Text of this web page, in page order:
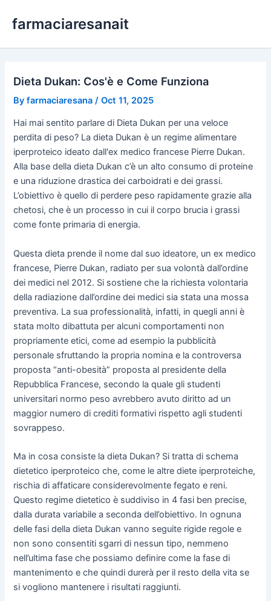
farmaciaresanait
Dieta Dukan: Cos'è e Come Funziona
Byfarmaciaresana /Oct 11, 2025
Hai mai sentito parlare di Dieta Dukan per una veloce
perdita di peso? La dieta Dukan è un regime alimentare
iperproteico ideato dall'ex medico francese Pierre Dukan.
Alla base della dieta Dukan c’è un alto consumo di proteine
e una riduzione drastica dei carboidrati e dei grassi.
L’obiettivo è quello di perdere peso rapidamente grazie alla
chetosi, che è un processo in cui il corpo brucia i grassi
come fonte primaria di energia.
Questa dieta prende il nome dal suo ideatore, un ex medico
francese, Pierre Dukan, radiato per sua volontà dall’ordine
dei medici nel 2012. Si sostiene che la richiesta volontaria
della radiazione dall’ordine dei medici sia stata una mossa
preventiva. La sua professionalità, infatti, in quegli anni è
stata molto dibattuta per alcuni comportamenti non
propriamente etici, come ad esempio la pubblicità
personale sfruttando la propria nomina e la controversa
proposta “anti-obesità” proposta al presidente della
Repubblica Francese, secondo la quale gli studenti
universitari normo peso avrebbero avuto diritto ad un
maggior numero di crediti formativi rispetto agli studenti
sovrappeso.
Ma in cosa consiste la dieta Dukan? Si tratta di schema
dietetico iperproteico che, come le altre diete iperproteiche,
rischia di affaticare considerevolmente fegato e reni.
Questo regime dietetico è suddiviso in 4 fasi ben precise,
dalla durata variabile a seconda dell’obiettivo. In ognuna
delle fasi della dieta Dukan vanno seguite rigide regole e
non sono consentiti sgarri di nessun tipo, nemmeno
nell’ultima fase che possiamo definire come la fase di
mantenimento e che quindi durerà per il resto della vita se
si vogliono mantenere i risultati raggiunti.